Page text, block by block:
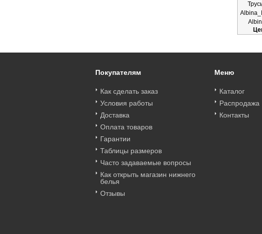
Покупателям
Как сделать заказ
Условия работы
Доставка
Оплата товаров
Гарантии
Таблицы размеров
Часто задаваемые вопросы
Как открыть магазин нижнего
белья
Отзывы
Меню
Каталог
Распродажа
Контакты